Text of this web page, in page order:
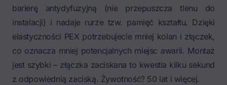
barierę antydyfuzyjną (nie przepuszcza tlenu do
instalacji) i nadaje rurze tzw. pamięć kształtu. Dzięki
elastyczności PEX potrzebujecie mniej kolan i złączek,
co oznacza mniej potencjalnych miejsc awarii. Montaż
jest szybki – złączka zaciskana to kwestia kilku sekund
z odpowiednią zaciską. Żywotność? 50 lat i więcej.